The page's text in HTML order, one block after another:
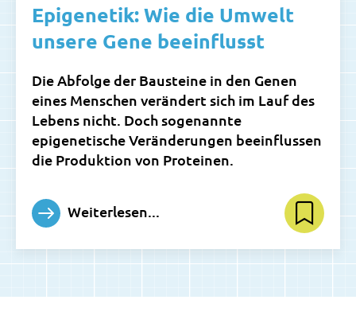
Epigenetik: Wie die Umwelt
unsere Gene beeinflusst
Die Abfolge der Bausteine in den Genen
eines Menschen verändert sich im Lauf des
Lebens nicht. Doch sogenannte
epigenetische Veränderungen beeinflussen
die Produktion von Proteinen.
Weiterlesen...